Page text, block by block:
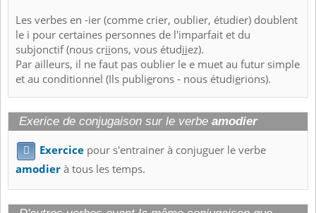
Les verbes en -ier (comme crier, oublier, étudier) doublent
le i pour certaines personnes de l'imparfait et du
subjonctif (nous criions, vous étudiiez).
Par ailleurs, il ne faut pas oublier le e muet au futur simple
et au conditionnel (Ils publierons - nous étudierions).
Exerice de conjugaison sur le verbe amodier
 Exercice pour s'entrainer à conjuguer le verbe
amodierà tous les temps.